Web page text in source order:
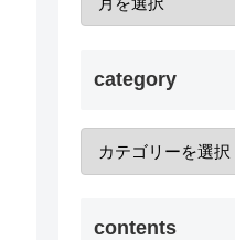
category
contents